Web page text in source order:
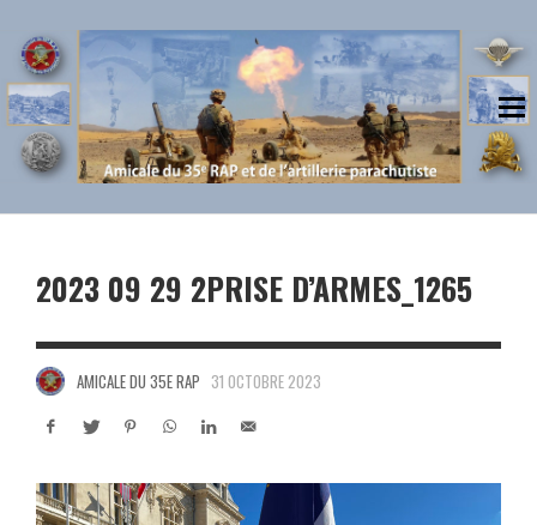
2023 09 29 2PRISE D’ARMES_1265
AMICALE DU 35E RAP 31 OCTOBRE 2023